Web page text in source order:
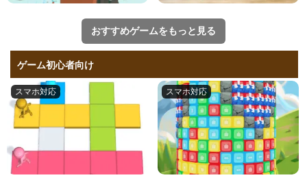
おすすめゲームをもっと見る
ゲーム初心者向け